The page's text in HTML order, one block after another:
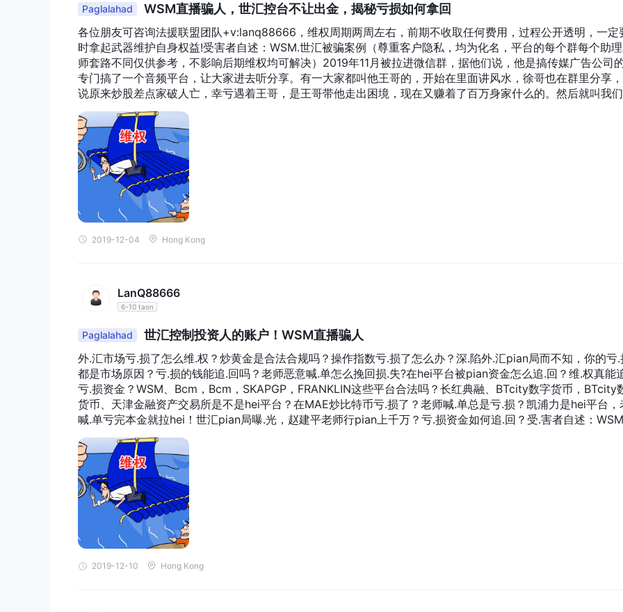
Paglalahad WSM直播骗人，世汇控台不让出金，揭秘亏损如何拿回
各位朋友可咨询法援联盟团队+v:lanq88666，维权周期两周左右，前期不收取任何费用，过程公开透明，一定
时拿起武器维护自身权益! 受害者自述：WSM.世汇被骗案例（尊重客户隐私，均为化名，平台的每个群每个助
师套路不同仅供参考，不影响后期维权均可解决）2019年11月被拉进微信群，据他们说，他是搞传媒广告公司的
专门搞了一个音频平台，让大家进去听分享。有一大家都叫他王哥的，开始在里面讲风水，徐哥也在群里分享
说原来炒股差点家破人亡，幸亏遇着王哥，是王哥带他走出困境，现在又赚着了百万身家什么的。然后就叫我们
着一个客服老师，下载一个WSM.世汇本公司的平台，给了一个账号621700*****银行账号，让我们转钱进这个账
户。2019年11月7号那天我第一笔转进5万，听他们的指令，说是通过这个平台当天就可以买卖交易。开始两天赚
一点钱，然后他们又在群里说是信用通道要关闭，以后自己转账很麻烦等等，让我们追加资金的赶快，于是11月
又转了4万。开始两天有多有少，最多的时候赚了1万多，15号那天，上午让我们买一个什么产品，买涨的，我因
没钱了，就没买，他们还说可惜了。上午我在他们的指示下，卖了一股赚了几千。中午的时候，他们客服微信电
给我，让我下午开盘时马上买那个指数50，买涨，我买进去后开始两分钟是涨的，然后就开始跌，一直跌，没多
就爆仓了，我的账户9万就剩1500多了，当时我就微信电话给客服，和他们说我的情况，他们说这是突发情况，
也预料不到，让我及时止损没止到，还让我再充点钱进去，以后还有机会扳本，我没答应，说是因为他们让我买
会优先照顾到我，然后他们就没人理了，我再怎么哭诉他们都没有再回应。就这样短短一个星期我的9万元没了
谢他们。问我亏损的钱是否能追回？答“相信我一定可以”：据我国法律法规，在不合规不合法平台做单亏损的资
金，都是可通过法律维权追回资金。合作之前会签署明确的协议书，我们承诺客户，不成功不收取任何费用。法
融、BTCITY、Ektronix、MAE数字货币、ZOUEX数字资产、安正策略、合生（信托）、冠亚国际、
mited、港融亚投、鑫恒盈配资、日盛金控、CCTOKEN、钰欣环球、亿胜金融、亚晶金融、凯浦力、NATTA、
海钰熙、中融国际、恒马金融、Daystreetfx、KINNELL、中京商品交易、ESOM平台、VOWSMARKETS、配
巴、Aoges、沪股通、Ingosky、CFMcoin、SGL、超陆国际、1STFFCCRYRTO等详情咨询了解更多成功案例
分享，以及解决方案（V：LanQ88666；Q：2977925844）
2019-12-04 Hong Kong
LanQ88666
6-10 taon
Paglalahad 世汇控制投资人的账户！WSM直播骗人
外.汇市场亏.损了怎么维.权？炒黄金是合法合规吗？操作指数亏.损了怎么办？深.陷外.汇pian局而不知，你的亏.
都是市场原因？亏.损的钱能追.回吗？老师恶意喊.单怎么挽回损.失?在hei平台被pian资金怎么追.回？维.权真能
亏.损资金？WSM、Bcm，Bcm，SKAPGP，FRANKLIN这些平台合法吗？长红典融、BTcity数字货币，BTcity
货币、天津金融资产交易所是不是hei平台？在MAE炒比特币亏.损了？老师喊.单总是亏.损？凯浦力是hei平台，
喊.单亏完本金就拉hei！世汇pian局曝.光，赵建平老师行pian上千万？亏.损资金如何追.回？受.害者自述：
汇被pian案例2019年11月被拉进V群，据他们说，他是搞传媒广告公司的，专门搞了一个音频平台，让大家进去
分享。有一大家都叫他王哥的，开始在里面讲风水，徐哥也在群里分享，他说原来炒股差点家破人亡，幸亏遇着
哥，是王哥带他走出困境，现在又赚着了百万身家什么的。然后就叫我们跟着一个客服老师，下载一个WSM.世
公司的平台，给了一个账号621700*****银.行账号，让我们转钱进这个账户。2019年11月7号那天我第一笔转进5
万，听他们的指令，说是通过这个平台当天就可以买卖交易。开始两天赚了一点钱，然后他们又在群里说是信用
道要关闭，以后自己转账很麻烦等等，让我们追加资金的赶快，于是11月9号又转了4万。开始两天有多有少，最
的时候赚了1万多，15号那天，上午让我们买一个什么产品，买涨的，我因为没钱了，就没买，他们还说可惜了
午我在他们的指示下，卖了一股赚了几千。中午的时候，他们客服V电话给我，让我下午开盘时马上买那个指数5
当时我就V电话给客服，和他们说我的情况，他们说这是突发情况，谁也预料不到，让我及时止损没止到，还让
2019-12-10 Hong Kong